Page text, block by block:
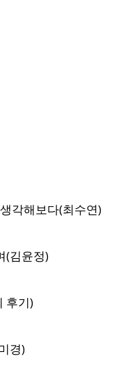
각해보다(최수연)
(김윤정)
후기)
경)